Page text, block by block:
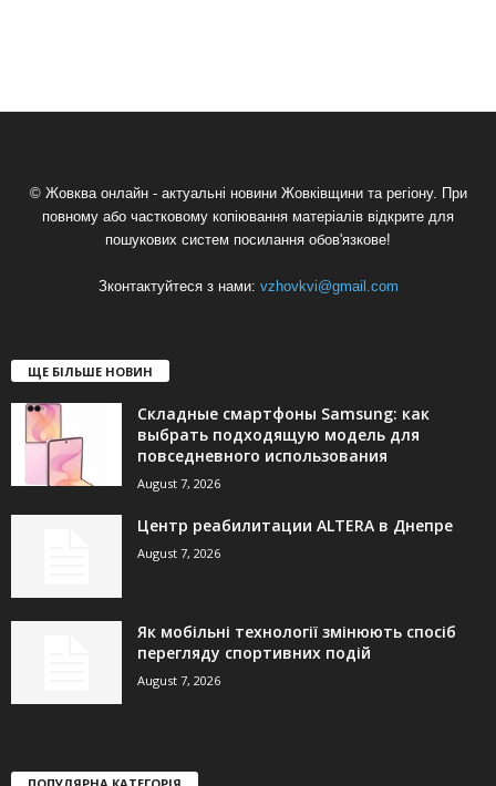
© Жовква онлайн - актуальні новини Жовківщини та регіону. При
повному або частковому копіювання матеріалів відкрите для
пошукових систем посилання обов'язкове!
Зконтактуйтеся з нами: vzhovkvi@gmail.com
ЩЕ БІЛЬШЕ НОВИН
Складные смартфоны Samsung: как
выбрать подходящую модель для
повседневного использования
August 7, 2026
Центр реабилитации ALTERA в Днепре
August 7, 2026
Як мобільні технології змінюють спосіб
перегляду спортивних подій
August 7, 2026